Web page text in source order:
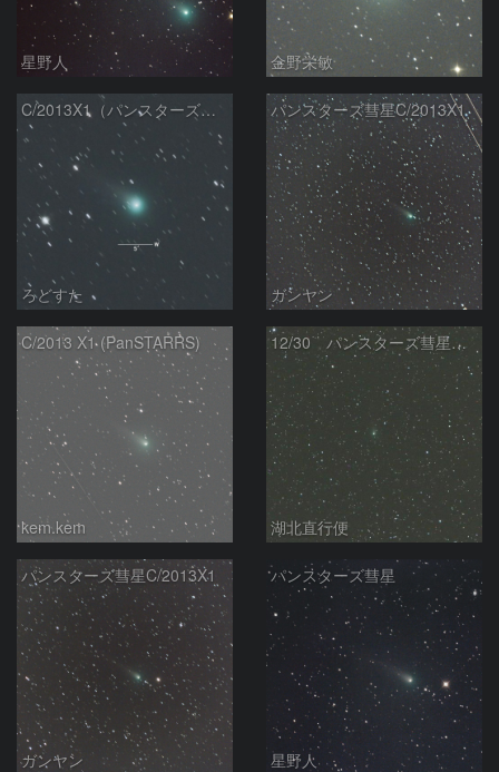
星野人 金野栄敏
C/2013X1（パンスターズ彗星）
ろどすた
パンスターズ彗星C/2013X1
ガンヤン
C/2013 X1 (PanSTARRS)
kem.kem
12/30 パンスターズ彗星（C/2013 X1）
湖北直行便
パンスターズ彗星C/2013X1
ガンヤン
パンスターズ彗星
星野人